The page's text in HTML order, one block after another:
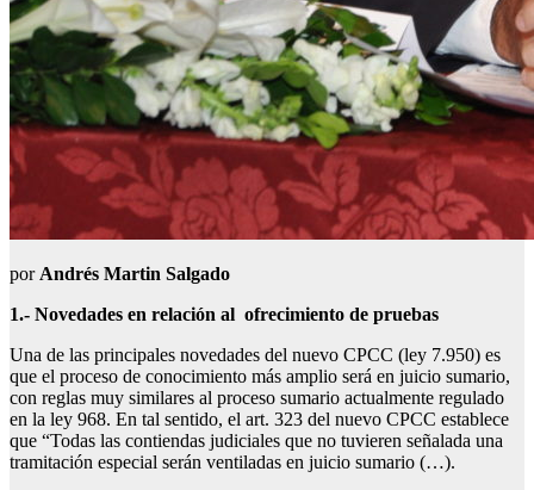
por Andrés Martin Salgado
1.- Novedades en relación al ofrecimiento de pruebas
Una de las principales novedades del nuevo CPCC (ley 7.950) es
que el proceso de conocimiento más amplio será en juicio sumario,
con reglas muy similares al proceso sumario actualmente regulado
en la ley 968. En tal sentido, el art. 323 del nuevo CPCC establece
que “Todas las contiendas judiciales que no tuvieren señalada una
tramitación especial serán ventiladas en juicio sumario (…).